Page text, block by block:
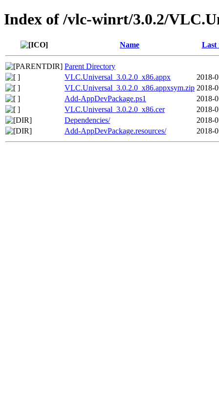
Index of /vlc-winrt/3.0.2/
Name Last
Parent Directory
VLC.Universal_3.0.2.0_x86.appx
2018-
VLC.Universal_3.0.2.0_x86.appxsym.zip 2018-
Add-AppDevPackage.ps1
2018-
VLC.Universal_3.0.2.0_x86.cer
2018-
Dependencies/
2018-
Add-AppDevPackage.resources/
2018-